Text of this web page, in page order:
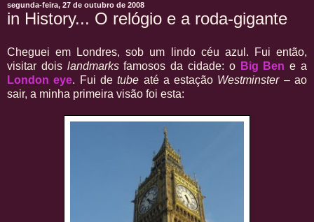
segunda-feira, 27 de outubro de 2008
in History... O relógio e a roda-gigante
Cheguei em Londres, sob um lindo céu azul. Fui então,
visitar dois landmarksfamosos da cidade: o Big Ben e a
London eye. Fui detube até a estação Westminster– ao
sair, a minha primeira visão foi esta: